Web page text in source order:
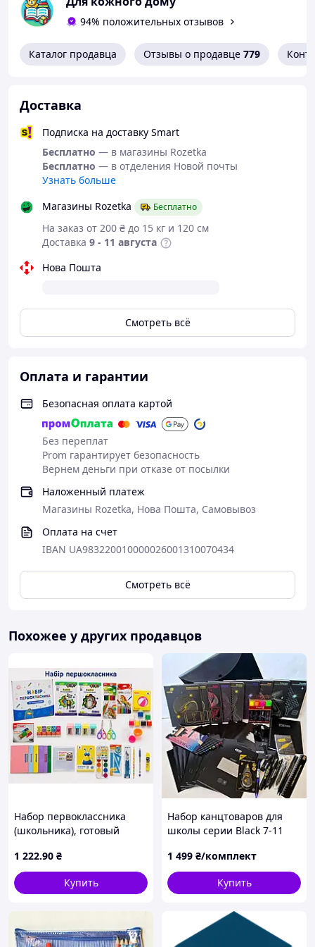
функциональность и любимую тематику.
94% положительных отзывов
Каталог продавца Отзывы о продавце 779
Доставка
Подписка на доставку Smart
Бесплатно — в магазины Rozetka
Бесплатно — в отделения Новой почты
Узнать больше
Магазины Rozetka
Бесплатно
На заказ от 200 ₴ до 15 кг и 120 см
Доставка 9 - 11 августа
Нова Пошта
Смотреть всё
Оплата и гарантии
Безопасная оплата картой
Без переплат
Prom гарантирует безопасность
Вернем деньги при отказе от посылки
Наложенный платеж
Магазины Rozetka, Нова Пошта, Самовывоз
Оплата на счет
IBAN UA983220010000026001310070434
Смотреть всё
Похожее у других продавцов
Набор первоклассника
(школьника), готовый
1 222.90 ₴
Купить
Набор канцтоваров для
школы серии Black 7-11
унисекс Набор для
подростков
1 499 ₴/комплект
Купить